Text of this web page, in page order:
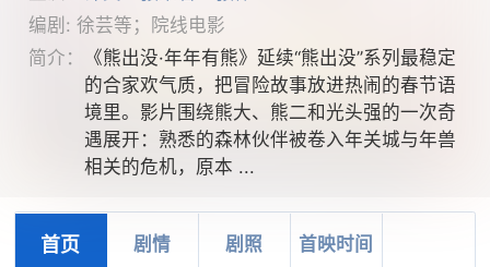
编剧: 徐芸等；院线电影
简介：
《熊出没·年年有熊》延续“熊出没”系列最稳定
的合家欢气质，把冒险故事放进热闹的春节语
境里。影片围绕熊大、熊二和光头强的一次奇
遇展开：熟悉的森林伙伴被卷入年关城与年兽
相关的危机，原本 ...
首页 剧情 剧照 首映时间